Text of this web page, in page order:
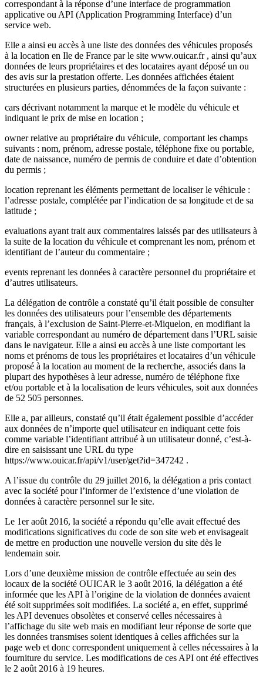
correspondant à la réponse d’une interface de programmation
applicative ou API (Application Programming Interface) d’un
service web.
Elle a ainsi eu accès à une liste des données des véhicules proposés
à la location en Ile de France par le site www.ouicar.fr , ainsi qu’aux
données de leurs propriétaires et des locataires ayant déposé un ou
des avis sur la prestation offerte. Les données affichées étaient
structurées en plusieurs parties, dénommées de la façon suivante :
cars décrivant notamment la marque et le modèle du véhicule et
indiquant le prix de mise en location ;
owner relative au propriétaire du véhicule, comportant les champs
suivants : nom, prénom, adresse postale, téléphone fixe ou portable,
date de naissance, numéro de permis de conduire et date d’obtention
du permis ;
location reprenant les éléments permettant de localiser le véhicule :
l’adresse postale, complétée par l’indication de sa longitude et de sa
latitude ;
evaluations ayant trait aux commentaires laissés par des utilisateurs à
la suite de la location du véhicule et comprenant les nom, prénom et
identifiant de l’auteur du commentaire ;
events reprenant les données à caractère personnel du propriétaire et
d’autres utilisateurs.
La délégation de contrôle a constaté qu’il était possible de consulter
les données des utilisateurs pour l’ensemble des départements
français, à l’exclusion de Saint-Pierre-et-Miquelon, en modifiant la
variable correspondant au numéro de département dans l’URL saisie
dans le navigateur. Elle a ainsi eu accès à une liste comportant les
noms et prénoms de tous les propriétaires et locataires d’un véhicule
proposé à la location au moment de la recherche, associés dans la
plupart des hypothèses à leur adresse, numéro de téléphone fixe
et/ou portable et à la localisation de leurs véhicules, soit aux données
de 52 505 personnes.
Elle a, par ailleurs, constaté qu’il était également possible d’accéder
aux données de n’importe quel utilisateur en indiquant cette fois
comme variable l’identifiant attribué à un utilisateur donné, c’est-à-
dire en saisissant une URL du type
https://www.ouicar.fr/api/v1/user/get?id=347242 .
A l’issue du contrôle du 29 juillet 2016, la délégation a pris contact
avec la société pour l’informer de l’existence d’une violation de
données à caractère personnel sur le site.
Le 1er août 2016, la société a répondu qu’elle avait effectué des
modifications significatives du code de son site web et envisageait
de mettre en production une nouvelle version du site dès le
lendemain soir.
Lors d’une deuxième mission de contrôle effectuée au sein des
locaux de la société OUICAR le 3 août 2016, la délégation a été
informée que les API à l’origine de la violation de données avaient
été soit supprimées soit modifiées. La société a, en effet, supprimé
les API devenues obsolètes et conservé celles nécessaires à
l’affichage du site web mais en modifiant leur réponse de sorte que
les données transmises soient identiques à celles affichées sur la
page web et donc correspondent uniquement à celles nécessaires à la
fourniture du service. Les modifications de ces API ont été effectives
le 2 août 2016 à 19 heures.